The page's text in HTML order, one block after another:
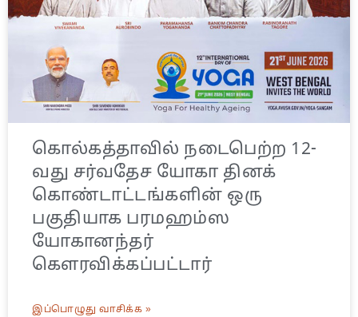
கொல்கத்தாவில் நடைபெற்ற 12-
வது சர்வதேச யோகா தினக்
கொண்டாட்டங்களின் ஒரு
பகுதியாக பரமஹம்ஸ
யோகானந்தர்
கௌரவிக்கப்பட்டார்
இப்பொழுது வாசிக்க »